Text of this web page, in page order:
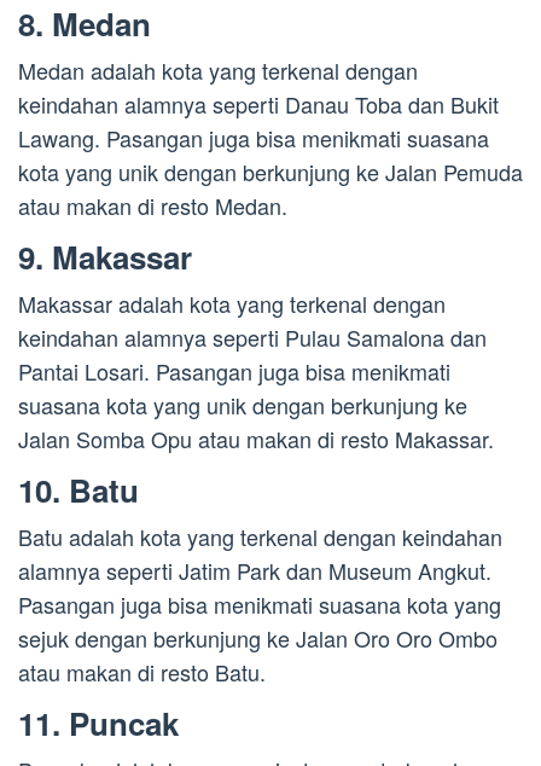
8. Medan
Medan adalah kota yang terkenal dengan
keindahan alamnya seperti Danau Toba dan Bukit
Lawang. Pasangan juga bisa menikmati suasana
kota yang unik dengan berkunjung ke Jalan Pemuda
atau makan di resto Medan.
9. Makassar
Makassar adalah kota yang terkenal dengan
keindahan alamnya seperti Pulau Samalona dan
Pantai Losari. Pasangan juga bisa menikmati
suasana kota yang unik dengan berkunjung ke
Jalan Somba Opu atau makan di resto Makassar.
10. Batu
Batu adalah kota yang terkenal dengan keindahan
alamnya seperti Jatim Park dan Museum Angkut.
Pasangan juga bisa menikmati suasana kota yang
sejuk dengan berkunjung ke Jalan Oro Oro Ombo
atau makan di resto Batu.
11. Puncak